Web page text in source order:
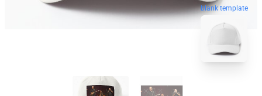
blank template